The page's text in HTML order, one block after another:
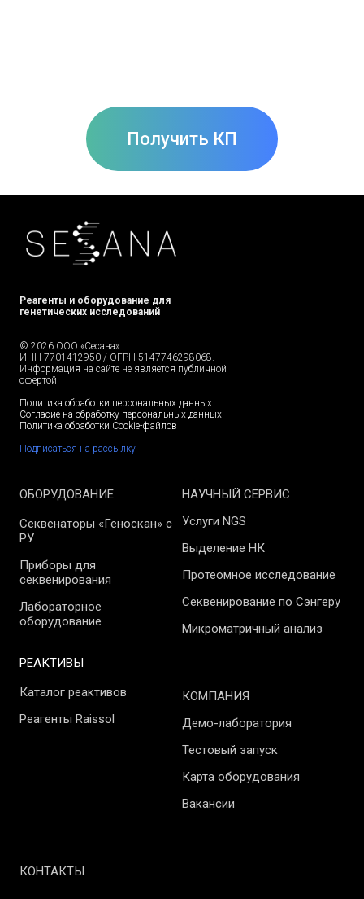
Получить КП
Реагенты и оборудование для
генетических исследований
© 2026 ООО «Сесана»
ИНН 7701412950 / ОГРН 5147746298068.
Информация на сайте не является публичной
офертой
Политика обработки персональных данных
Согласие на обработку персональных данных
Политика обработки Cookie-файлов
Подписаться на рассылку
ОБОРУДОВАНИЕ
Секвенаторы «Геноскан» с
РУ
Приборы для
секвенирования
Лабораторное
оборудование
РЕАКТИВЫ
Каталог реактивов
Реагенты Raissol
НАУЧНЫЙ СЕРВИС
Услуги NGS
Выделение НК
Протеомное исследование
Секвенирование по Сэнгеру
Микроматричный анализ
КОМПАНИЯ
Демо-лаборатория
Тестовый запуск
Карта оборудования
Вакансии
КОНТАКТЫ